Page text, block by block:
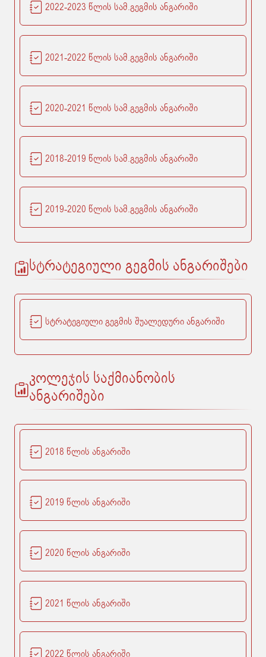
2022-2023 წლის სამ.გეგმის ანგარიში
2021-2022 წლის სამ.გეგმის ანგარიში
2020-2021 წლის სამ.გეგმის ანგარიში
2018-2019 წლის სამ.გეგმის ანგარიში
2019-2020 წლის სამ.გეგმის ანგარიში
სტრატეგიული გეგმის ანგარიშები
სტრატეგიული გეგმის შუალედური ანგარიში
კოლეჯის საქმიანობის
ანგარიშები
2018 წლის ანგარიში
2019 წლის ანგარიში
2020 წლის ანგარიში
2021 წლის ანგარიში
2022 წლის ანგარიში